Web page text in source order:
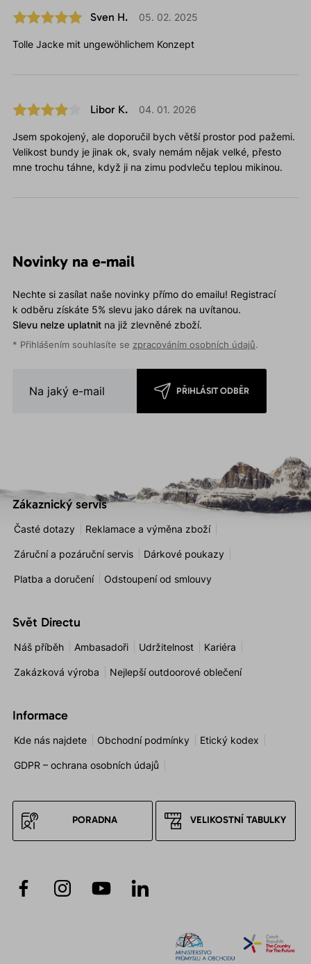
Sven H. 05. 02. 2025
Tolle Jacke mit ungewöhlichem Konzept
Libor K. 04. 01. 2026
Jsem spokojený, ale doporučil bych větší prostor pod pažemi.
Velikost bundy je jinak ok, svaly nemám nějak velké, přesto
mne trochu táhne, když ji na zimu podvleču teplou mikinou.
Novinky na e-mail
Nechte si zasílat naše novinky přímo do emailu! Registrací
k odběru získáte 5% slevu jako dárek na uvítanou.
Slevu nelze uplatnitna již zlevněné zboží.
* Přihlášením souhlasíte se zpracováním osobních údajů.
PŘIHLÁSIT ODBĚR
Zákaznický servis
Časté dotazy Reklamace a výměna zboží
Záruční a pozáruční servis Dárkové poukazy
Platba a doručení Odstoupení od smlouvy
Svět Directu
Náš příběh Ambasadoři Udržitelnost Kariéra
Zakázková výroba Nejlepší outdoorové oblečení
Informace
Kde nás najdete Obchodní podmínky Etický kodex
GDPR – ochrana osobních údajů
PORADNA VELIKOSTNÍ TABULKY